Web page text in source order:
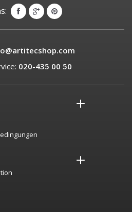
020-435 00 50